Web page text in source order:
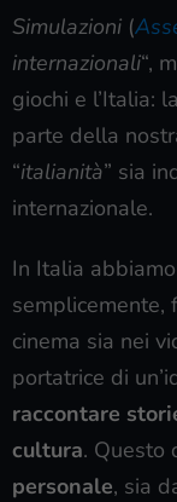
Simulazioni (
internazionali“,
giochi e l’Italia:
parte della
“italianità” sia
internazionale.
In Italia
semplicemente,
cinema sia nei
portatrice di
raccontare
cultura. Questo
personale, sia